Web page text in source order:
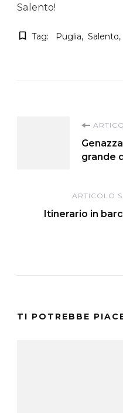
Salento!
Tag: Puglia Salento
articoli
grande
ARTICOLO
Itinerario in
TI POTREBBE